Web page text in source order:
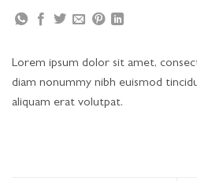
Lorem ipsum dolor sit amet,
diam nonummy nibh euismod
aliquam erat volutpat.